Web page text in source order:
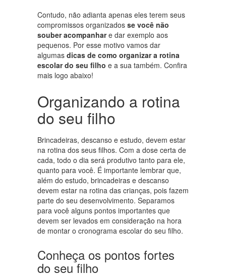
Contudo, não adianta apenas eles terem seus
compromissos organizados se você não
souber acompanhare dar exemplo aos
pequenos. Por esse motivo vamos dar
algumas dicas de como organizar a rotina
escolar do seu filho e a sua também. Confira
mais logo abaixo!
Organizando a rotina
do seu filho
Brincadeiras, descanso e estudo, devem estar
na rotina dos seus filhos. Com a dose certa de
cada, todo o dia será produtivo tanto para ele,
quanto para você. É importante lembrar que,
além do estudo, brincadeiras e descanso
devem estar na rotina das crianças, pois fazem
parte do seu desenvolvimento. Separamos
para você alguns pontos importantes que
devem ser levados em consideração na hora
de montar o cronograma escolar do seu filho.
Conheça os pontos fortes
do seu filho